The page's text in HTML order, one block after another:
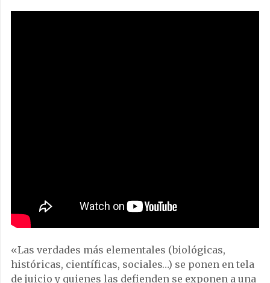
«Las verdades más elementales (biológicas,
históricas, científicas, sociales…) se ponen en tela
de juicio y quienes las defienden se exponen a una